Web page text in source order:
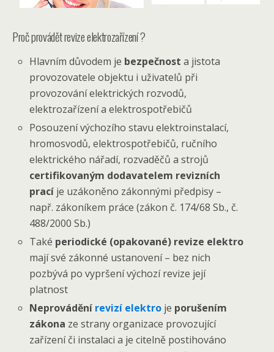
Proč provádět revize elektrozařízení ?
Hlavním důvodem je bezpečnost a jistota
provozovatele objektu i uživatelů při
provozování elektrických rozvodů,
elektrozařízení a elektrospotřebičů
Posouzení výchozího stavu elektroinstalací,
hromosvodů, elektrospotřebičů, ručního
elektrického nářadí, rozvaděčů a strojů
certifikovaným dodavatelem revizních
prací je uzákoněno zákonnými předpisy –
např. zákoníkem práce (zákon č. 174/68 Sb., č.
488/2000 Sb.)
Také periodické (opakované) revize elektro
mají své zákonné ustanovení – bez nich
pozbývá po vypršení výchozí revize její
platnost
Neprovádění revizí elektro je porušením
zákona ze strany organizace provozující
zařízení či instalaci a je citelně postihováno